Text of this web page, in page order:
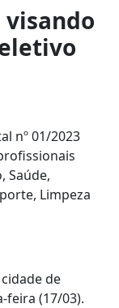
nº 01/2023
Saúde,
Limpeza
de
feira (17/03).